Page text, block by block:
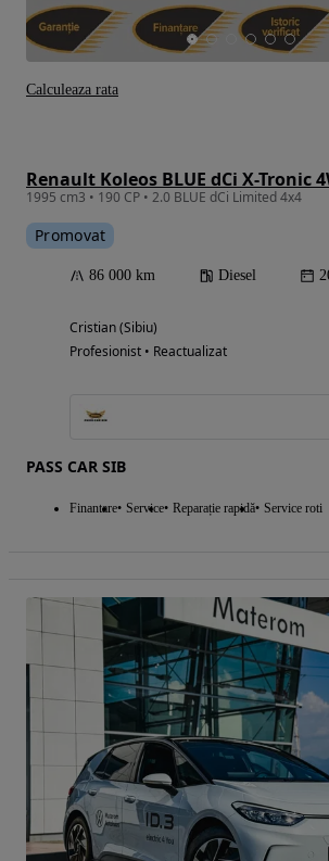
Renault Koleos BLUE dCi X-Tronic
1995 cm3 • 190 CP • 2.0 BLUE dCi Limited 4x4
Promovat
86 000 km Diesel
Cristian (Sibiu)
Profesionist • Reactualizat
PASS CAR SIB
Finantare Service Reparație rapidă Service roti
Calculeaza rata